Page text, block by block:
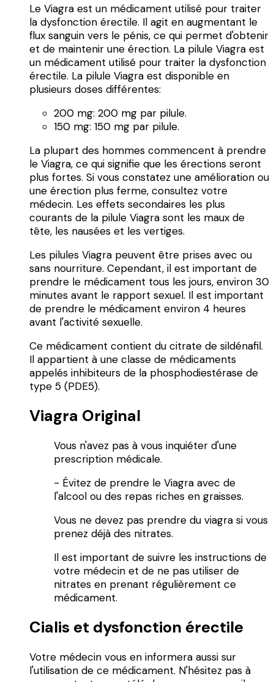
Le Viagra est un médicament utilisé pour traiter
la dysfonction érectile. Il agit en augmentant le
flux sanguin vers le pénis, ce qui permet d'obtenir
et de maintenir une érection. La pilule Viagra est
un médicament utilisé pour traiter la dysfonction
érectile. La pilule Viagra est disponible en
plusieurs doses différentes:
200 mg: 200 mg par pilule.
150 mg: 150 mg par pilule.
La plupart des hommes commencent à prendre
le Viagra, ce qui signifie que les érections seront
plus fortes. Si vous constatez une amélioration ou
une érection plus ferme, consultez votre
médecin. Les effets secondaires les plus
courants de la pilule Viagra sont les maux de
tête, les nausées et les vertiges.
Les pilules Viagra peuvent être prises avec ou
sans nourriture. Cependant, il est important de
prendre le médicament tous les jours, environ 30
minutes avant le rapport sexuel. Il est important
de prendre le médicament environ 4 heures
avant l'activité sexuelle.
Ce médicament contient du citrate de sildénafil.
Il appartient à une classe de médicaments
appelés inhibiteurs de la phosphodiestérase de
type 5 (PDE5).
Viagra Original
Vous n'avez pas à vous inquiéter d'une
prescription médicale.
- Évitez de prendre le Viagra avec de
l'alcool ou des repas riches en graisses.
Vous ne devez pas prendre du viagra si vous
prenez déjà des nitrates.
Il est important de suivre les instructions de
votre médecin et de ne pas utiliser de
nitrates en prenant régulièrement ce
médicament.
Cialis et dysfonction érectile
Votre médecin vous en informera aussi sur
l'utilisation de ce médicament. N'hésitez pas à